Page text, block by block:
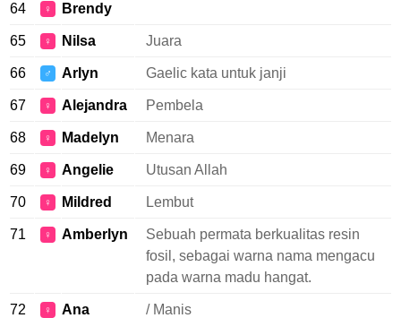
64 ♀ Brendy
65 ♀ Nilsa Juara
66 ♂ Arlyn Gaelic kata untuk janji
67 ♀ Alejandra Pembela
68 ♀ Madelyn Menara
69 ♀ Angelie Utusan Allah
70 ♀ Mildred Lembut
71 ♀ Amberlyn
Sebuah permata berkualitas resin
fosil, sebagai warna nama mengacu
pada warna madu hangat.
72 ♀ Ana / Manis